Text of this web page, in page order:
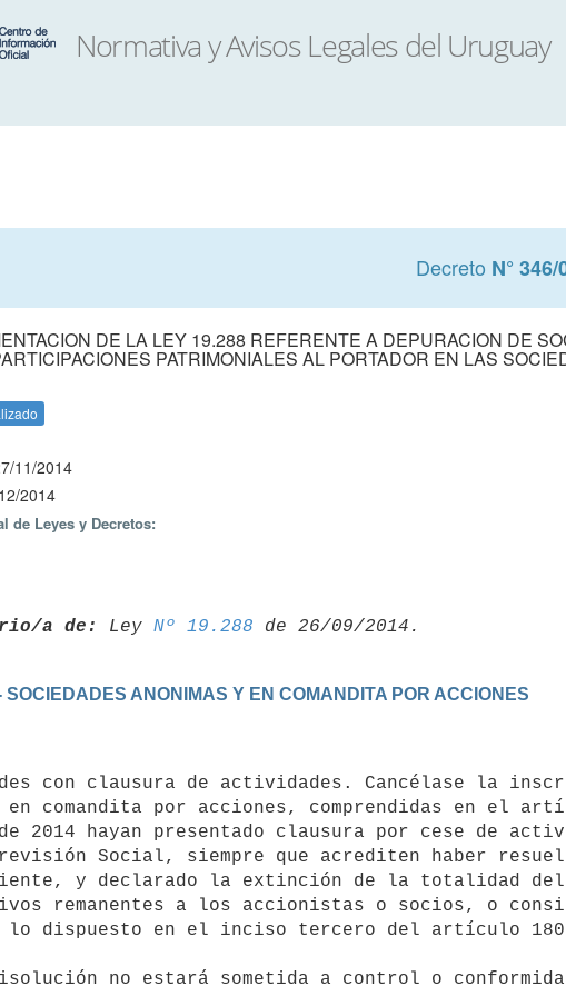
Decreto N° 346/
DE LA LEY 19.288 REFERENTE A DEPURACION DE
PATRIMONIALES AL PORTADOR EN LAS
11/2014
2014
de Leyes y Decretos:
a de: Ley Nº 19.288
SOCIEDADES ANONIMAS Y EN COMANDITA POR ACCIONES
en comandita por acciones, comprendidas en el
de 2014 hayan presentado clausura por cese de
Social, siempre que acrediten haber
y declarado la extinción de la totalidad
remanentes a los accionistas o socios, o
lo dispuesto en el inciso tercero del artículo 180